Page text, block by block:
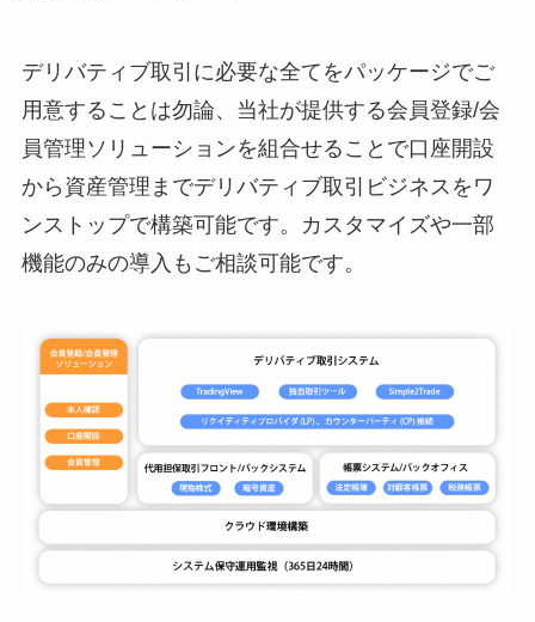
デリバティブ取引に必要な全てをパッケージでご
用意することは勿論、当社が提供する会員登録/会
員管理ソリューションを組合せることで口座開設
から資産管理までデリバティブ取引ビジネスをワ
ンストップで構築可能です。カスタマイズや一部
機能のみの導入もご相談可能です。